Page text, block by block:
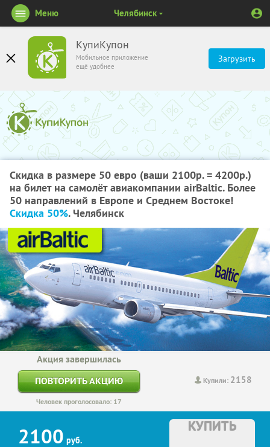
КупиКупон
Мобильное приложение
ещё удобнее
Загрузить
Меню Челябинск
Скидка в размере 50 евро (ваши 2100р. = 4200р.)
на билет на самолёт авиакомпании airBaltic. Более
50 направлений в Европе и Среднем Востоке!
Скидка 50%. Челябинск
Купили: 2158
Акция завершилась
ПОВТОРИТЬ АКЦИЮ
Человек проголосовало: 17
2100 руб.
КУПИТЬ